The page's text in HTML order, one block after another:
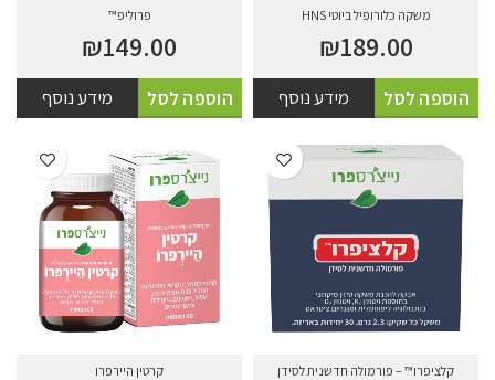
משקה כלורופיל ביוטי HNS
₪189.00
הוספה לסל מידע נוסף
פרוליפ™
₪149.00
הוספה לסל מידע נוסף
קלציפרו™ – פורמולה חדשנית לסידן קרטין היירפרו